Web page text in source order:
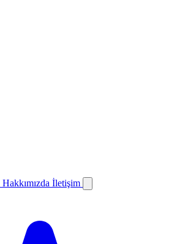
Hakkımızda İletişim